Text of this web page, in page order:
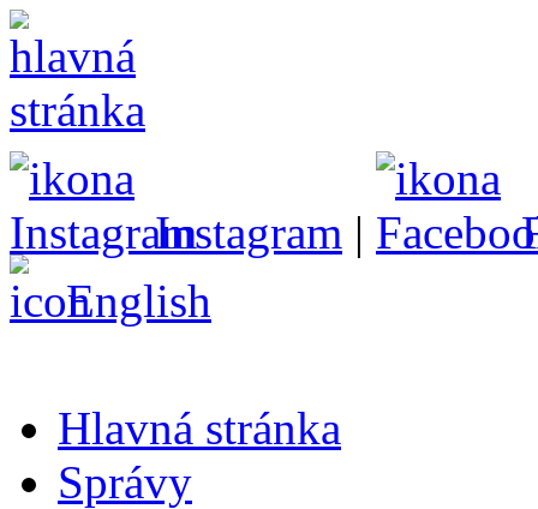
Instagram |
English
Hlavná stránka
Správy